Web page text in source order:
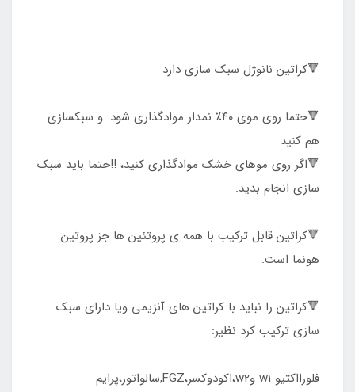
🔻کراتین نانوژل سبک سازی دارد‌
🔻حتما روی موی ۴۰٪ نمدار موادگذاری شود. و سبکسازی
هم کنید
🔻اگر روی موهای خشک موادگذاری کنید، ‼️حتما باید سبک
سازی انجام بدید.
🔻کراتین قابل ترکیب با همه ی پروتئین ها جز پروتین
هونما است.
🔻کراتین را نباید با کراتین های آنزیمی ویا دارای سبک
سازی ترکیب کرد نظیر:
فلورااکتیو w1 وw2،اکودوکسر،FGZ,سالواتور،پرایم